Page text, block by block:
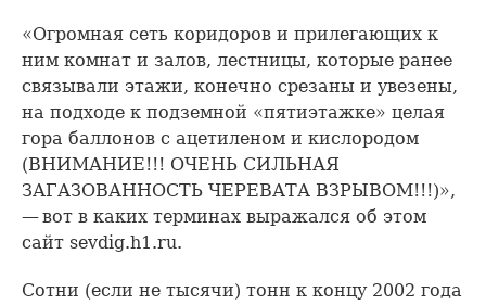
«Огромная сеть коридоров и прилегающих к
ним комнат и залов, лестницы, которые ранее
связывали этажи, конечно срезаны и увезены,
на подходе к подземной «пятиэтажке» целая
гора баллонов с ацетиленом и кислородом
(ВНИМАНИЕ!!! ОЧЕНЬ СИЛЬНАЯ
ЗАГАЗОВАННОСТЬ ЧЕРЕВАТА ВЗРЫВОМ!!!)»,
— вот в каких терминах выражался об этом
сайт sevdig.h1.ru.
Сотни (если не тысячи) тонн к концу 2002 года